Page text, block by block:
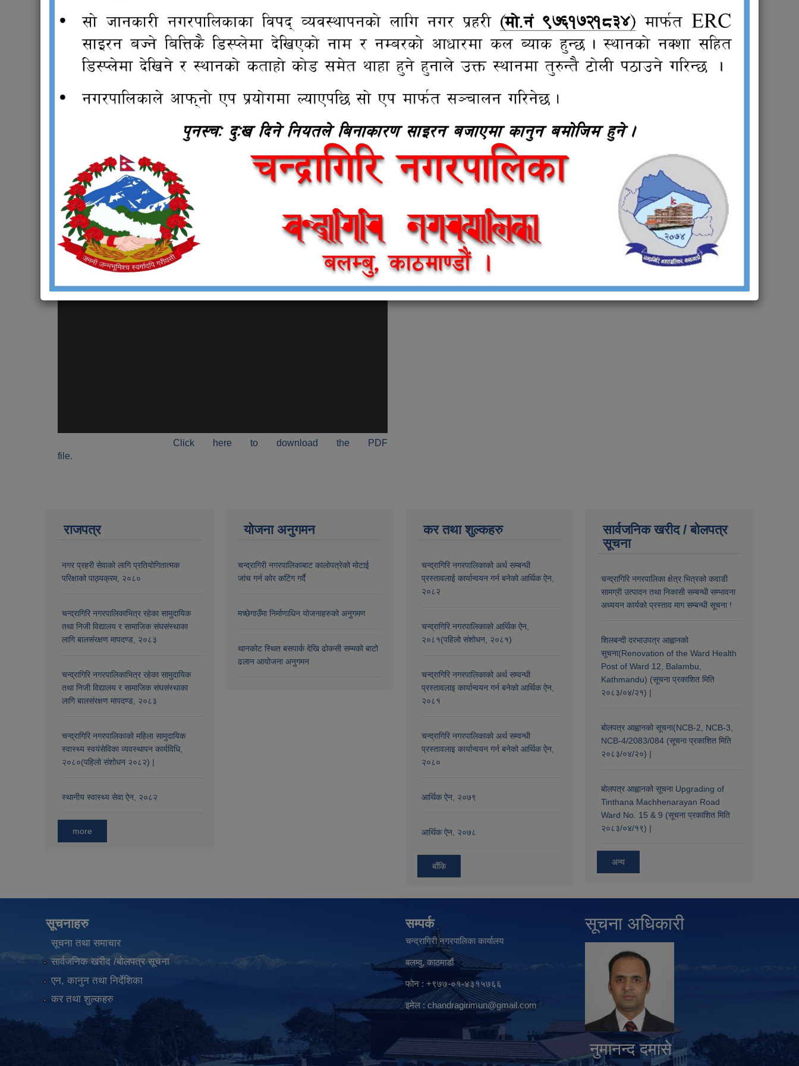
Click here to download the PDF
file.
राजपत्र
नगर प्रहरी सेवाको लागि प्रतियोगितात्मक
परिक्षाको पाठ्यक्रम, २०८०
चन्द्रागिरि नगरपालिकाभित्र रहेका सामुदायिक
तथा निजी विद्यालय र सामाजिक संघसंस्थाका
लागि बालसंरक्षण मापदण्ड, २०८३
चन्द्रागिरि नगरपालिकाभित्र रहेका सामुदायिक
तथा निजी विद्यालय र सामाजिक संघसंस्थाका
लागि बालसंरक्षण मापदण्ड, २०८३
चन्द्रागिरि नगरपालिकाको महिला सामुदायिक
स्वास्थ्य स्वयंसेविका व्यवस्थापन कार्यविधि,
२०८०(पहिलो संशोधन २०८२) |
स्थानीय स्वास्थ्य सेवा ऐन, २०८२
more
योजना अनुगमन
चन्द्रागिरी नगरपालिकाबाट कालोपत्रेको मोटाई
जांच गर्न कोर कटिंग गर्दै
मच्छेगाउँमा निर्माणाधिन योजनाहरुको अनुगमण
थानकोट स्थित बसपार्क देखि ढोकसी सम्मको बाटो
ढलान आयोजना अनुगमन
कर तथा शुल्कहरु
चन्द्रागिरि नगरपालिकाको अर्थ सम्बन्धी
प्रस्तावलाई कार्यान्वयन गर्न बनेको आर्थिक ऐन,
२०८२
चन्द्रागिरि नगरपालिकाको आर्थिक ऐन,
२०८१(पहिलो संशोधन, २०८१)
चन्द्रागिरि नगरपालिकाको अर्थ सम्वन्धी
प्रस्तावलाइ कार्यान्वयन गर्न बनेको आर्थिक ऐन,
२०८१
चन्द्रागिरि नगरपालिकाको अर्थ सम्वन्धी
प्रस्तावलाइ कार्यान्वयन गर्न बनेको आर्थिक ऐन,
२०८०
आर्थिक ऐन, २०७९
आर्थिक ऐन, २०७८
बाँकि
सार्वजनिक खरीद / बोलपत्र
सूचना
चन्द्रागिरि नगरपालिका क्षेत्र भित्रको कवाडी
सामग्री उत्पादन तथा निकासी सम्बन्धी सम्भावना
अध्ययन कार्यको प्रस्ताव माग सम्बन्धी सूचना !
शिलबन्दी दरभाउपत्र आह्वानको
सूचना(Renovation of the Ward Health
Post of Ward 12, Balambu,
Kathmandu) (सूचना प्रकाशित मिति
२०८३/०४/२१) |
बोलपत्र आह्वानको सूचना(NCB-2, NCB-3,
NCB-4/2083/084 (सूचना प्रकाशित मिति
२०८३/०४/२०) |
बोलपत्र आह्वानको सूचना Upgrading of
Tinthana Machhenarayan Road
Ward No. 15 & 9 (सूचना प्रकाशित मिति
२०८३/०४/१९) |
अन्य
सूचनाहरु
सूचना तथा समाचार
सार्वजनिक खरीद /बोलपत्र सूचना
एन, कानुन तथा निर्देशिका
कर तथा शुल्कहरु
सम्पर्क
चन्द्रागिरी नगरपालिका कार्यालय
बलम्वु, काठमाडौं
फोन : +९७७-०१-४३१५७६६
इमेल : chandragirimun@gmail.com
सूचना अधिकारी
नुमानन्द दमासे